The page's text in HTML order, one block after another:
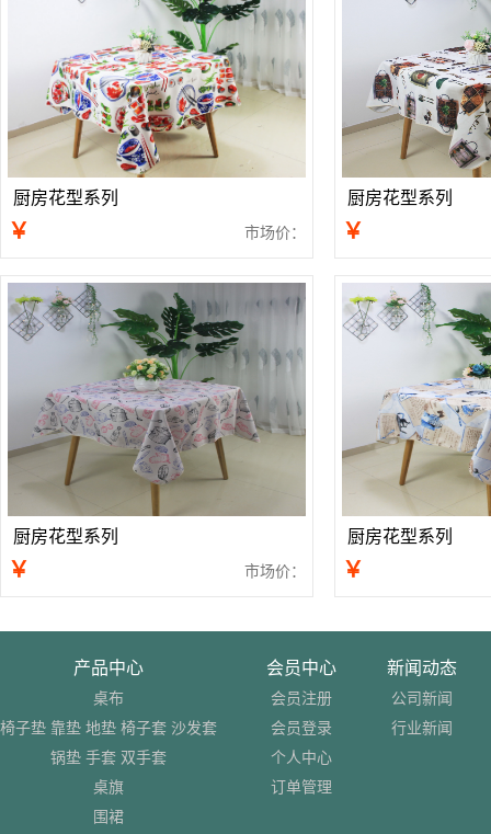
厨房花型系列
￥ 市场价：
厨房花型系列
￥
厨房花型系列
￥ 市场价：
厨房花型系列
￥
产品中心
桌布
椅子垫 靠垫 地垫 椅子套 沙发套
锅垫 手套 双手套
桌旗
围裙
会员中心
会员注册
会员登录
个人中心
订单管理
新闻动态
公司新闻
行业新闻